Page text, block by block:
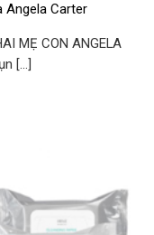
Angela Carter
MẸ CON ANGELA
[...]